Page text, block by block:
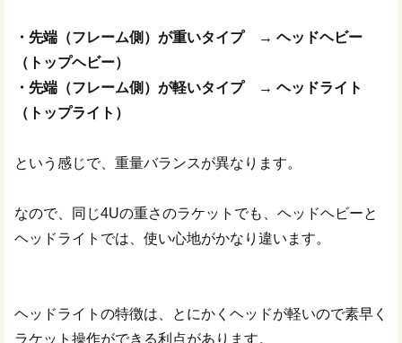
・先端（フレーム側）が重いタイプ → ヘッドヘビー
（トップヘビー）
・先端（フレーム側）が軽いタイプ → ヘッドライト
（トップライト）
という感じで、重量バランスが異なります。
なので、同じ4Uの重さのラケットでも、ヘッドヘビーと
ヘッドライトでは、使い心地がかなり違います。
ヘッドライトの特徴は、とにかくヘッドが軽いので素早く
ラケット操作ができる利点があります。